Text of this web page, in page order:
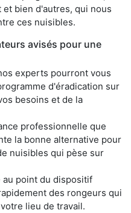
bien d'autres, qui nous
ces nuisibles.
avisés pour une
experts pourront vous
d'éradication sur
besoins et de la
professionnelle que
la bonne alternative pour
nuisibles qui pèse sur
au point du dispositif
des rongeurs qui
lieu de travail.